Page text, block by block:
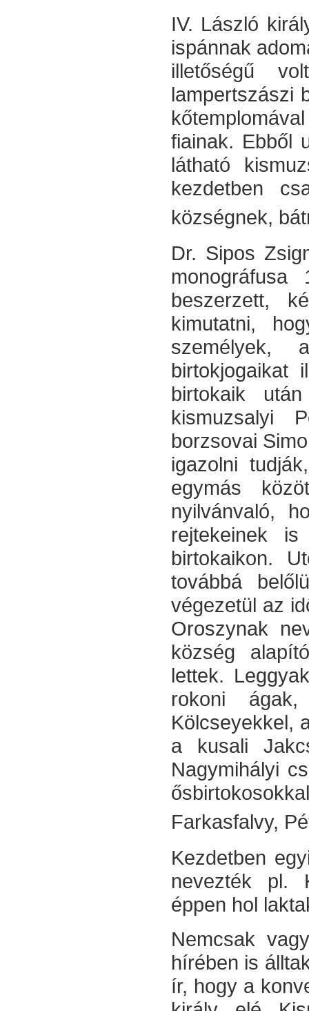
IV. László
ispánnak
illetőségű
lampertszászi
fiainak. Ebből
látható
kezdetben
községnek,
Dr. Sipos
beszerzett,
kimutatni,
személyek,
birtokjogaikat
birtokaik
kismuzsalyi
borzsovai
igazolni
egymás
nyilvánvaló,
rejtekeinek
birtokaikon.
továbbá
végezetül az
Oroszynak
község
lettek.
rokoni
Kölcseyekkel,
a kusali
Nagymihályi
Farkasfalvy,
Kezdetben
nevezték pl.
éppen hol
Nemcsak
hírében is
ír, hogy a